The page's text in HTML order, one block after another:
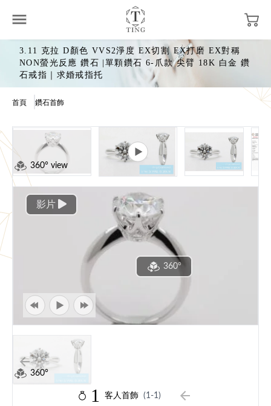
3.11 克拉 D顏色 VVS2淨度 EX切割 EX打磨 EX對稱
NON螢光反應 鑽石 |單顆鑽石 6-爪款 尖臂 18K 白金 鑽
石戒指｜求婚戒指托
首頁 鑽石首飾
360° view
影片
360°
360°
1 客人首飾 (1-1)